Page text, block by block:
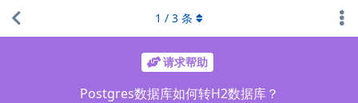
请求帮助
Postgres数据库如何转H2数据库？
1 / 3 条